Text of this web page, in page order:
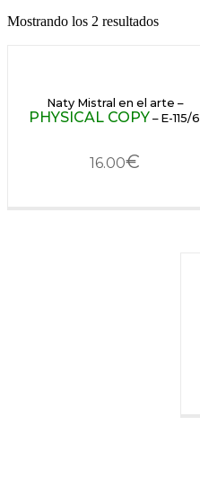
Mostrando los 2 resultados
Naty Mistral en el arte –
PHYSICAL COPY – E-115/6
16.00€